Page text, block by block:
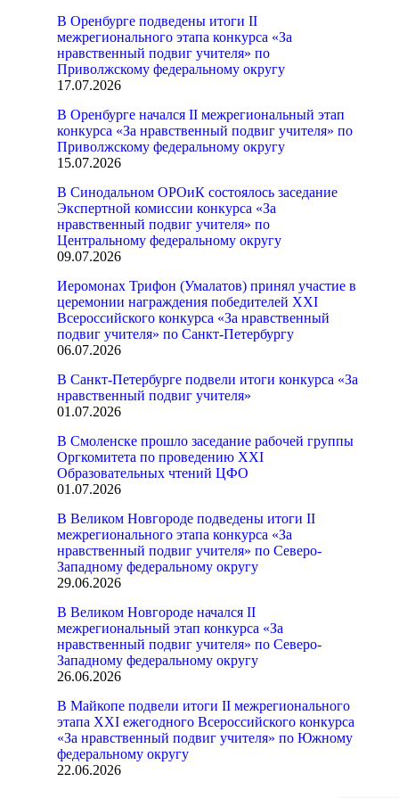
В Оренбурге подведены итоги II
межрегионального этапа конкурса «За
нравственный подвиг учителя» по
Приволжскому федеральному округу
17.07.2026
В Оренбурге начался II межрегиональный этап
конкурса «За нравственный подвиг учителя» по
Приволжскому федеральному округу
15.07.2026
В Синодальном ОРОиК состоялось заседание
Экспертной комиссии конкурса «За
нравственный подвиг учителя» по
Центральному федеральному округу
09.07.2026
Иеромонах Трифон (Умалатов) принял участие в
церемонии награждения победителей XXI
Всероссийского конкурса «За нравственный
подвиг учителя» по Санкт-Петербургу
06.07.2026
В Санкт-Петербурге подвели итоги конкурса «За
нравственный подвиг учителя»
01.07.2026
В Смоленске прошло заседание рабочей группы
Оргкомитета по проведению XXI
Образовательных чтений ЦФО
01.07.2026
В Великом Новгороде подведены итоги II
межрегионального этапа конкурса «За
нравственный подвиг учителя» по Северо-
Западному федеральному округу
29.06.2026
В Великом Новгороде начался II
межрегиональный этап конкурса «За
нравственный подвиг учителя» по Северо-
Западному федеральному округу
26.06.2026
В Майкопе подвели итоги II межрегионального
этапа XXI ежегодного Всероссийского конкурса
«За нравственный подвиг учителя» по Южному
федеральному округу
22.06.2026